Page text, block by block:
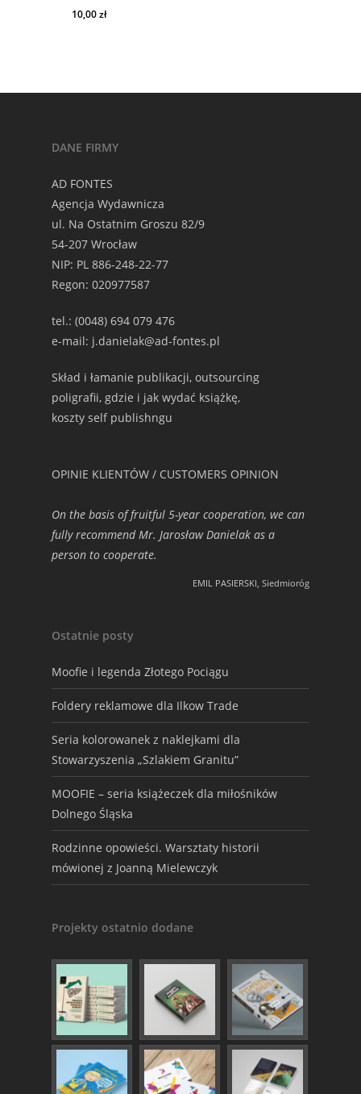
10,00zł
DANE FIRMY
AD FONTES
Agencja Wydawnicza
ul. Na Ostatnim Groszu 82/9
54-207 Wrocław
NIP: PL 886-248-22-77
Regon: 020977587
tel.: (0048) 694 079 476
e-mail: j.danielak@ad-fontes.pl
Skład i łamanie publikacji, outsourcing
poligrafii, gdzie i jak wydać książkę,
koszty self publishngu
OPINIE KLIENTÓW / CUSTOMERS OPINION
On the basis of fruitful 5-year cooperation, we can
fully recommend Mr. Jarosław Danielak as a
person to cooperate.
EMIL PASIERSKI, Siedmioróg
Ostatnie posty
Moofie i legenda Złotego Pociągu
Foldery reklamowe dla Ilkow Trade
Seria kolorowanek z naklejkami dla
Stowarzyszenia „Szlakiem Granitu”
MOOFIE – seria książeczek dla miłośników
Dolnego Śląska
Rodzinne opowieści. Warsztaty historii
mówionej z Joanną Mielewczyk
Projekty ostatnio dodane